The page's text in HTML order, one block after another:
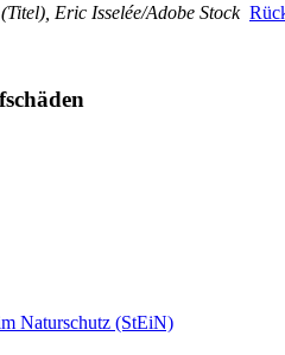
Eric Isselée/Adobe Stock
Naturschutz (StEiN)